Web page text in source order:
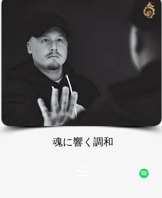
魂に響く調和
魂に響く調和
公式ウェブサイト